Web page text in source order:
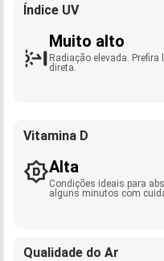
Índice UV
Muito alto
Radiação elevada.
direta.
Vitamina D
Alta
Condições ideais para
alguns minutos com
Qualidade do Ar